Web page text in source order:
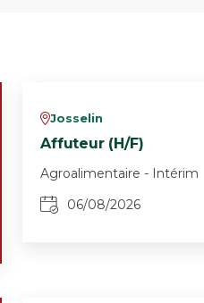
vJosselin
Affuteur (H/F)
Agroalimentaire - Intérim
06/08/2026